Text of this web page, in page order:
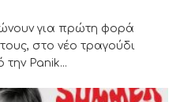
για πρώτη φορά
στο νέο τραγούδι
την Panik...